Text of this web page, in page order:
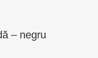
– negru